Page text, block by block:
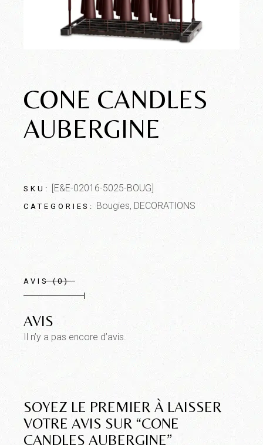
CONE CANDLES
AUBERGINE
SKU: [E&E-02016-5025-BOUG]
CATEGORIES: Bougies, DECORATIONS
AVIS (0)
AVIS
Il n’y a pas encore d’avis.
SOYEZ LE PREMIER À LAISSER
VOTRE AVIS SUR “CONE
CANDLES AUBERGINE”